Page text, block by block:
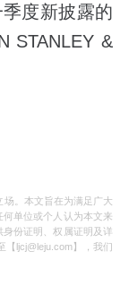
度新披露的
STANLEY &
。本文旨在为满足广大
单位或个人认为本文来
份证明、权属证明及详
【ljcj@leju.com】，我们